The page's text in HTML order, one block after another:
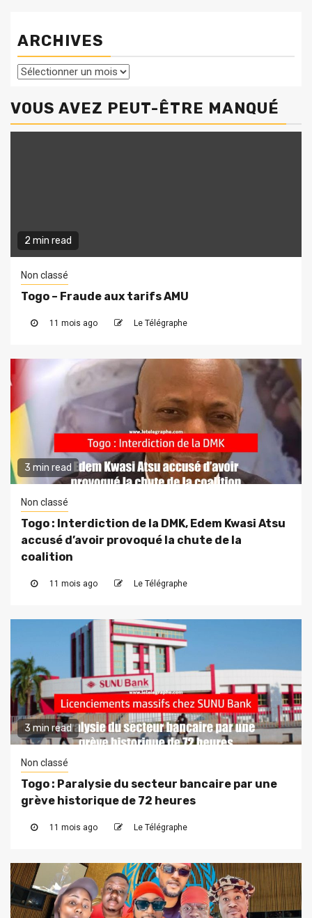
ARCHIVES
Archives
VOUS AVEZ PEUT-ÊTRE MANQUÉ
2 min read
Non classé
Togo – Fraude aux tarifs AMU
11 mois ago Le Télégraphe
3 min read
Non classé
Togo : Interdiction de la DMK, Edem Kwasi Atsu
accusé d’avoir provoqué la chute de la
coalition
11 mois ago Le Télégraphe
3 min read
Non classé
Togo : Paralysie du secteur bancaire par une
grève historique de 72 heures
11 mois ago Le Télégraphe